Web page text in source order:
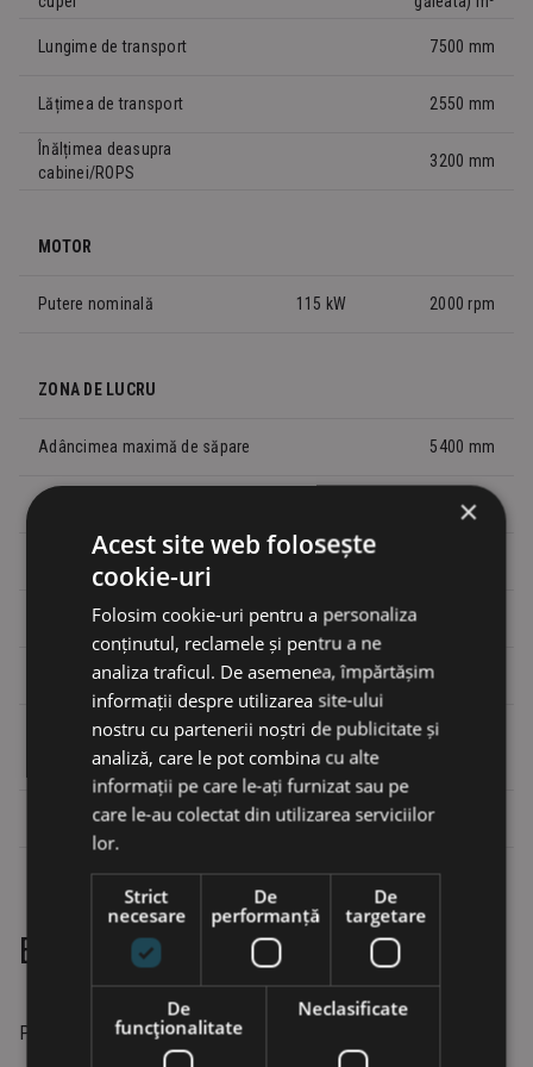
Lungime de transport 7500 mm
Lățimea de transport 2550 mm
Înălțimea deasupra
cabinei/ROPS
3200 mm
MOTOR
Putere nominală 115 kW 2000 rpm
ZONA DE LUCRU
Adâncimea maximă de săpare 5400 mm
8900 mm
Forța de săpare a cupei ISO
Forța de săpare a brațului ISO
SISTEM HIDRAULIC
Debit maxim de ulei 250 l/min
Echipament standard
PREGĂTIT PENTRU ORICE PROVOCARE
×
Acest site web folosește
cookie-uri
Folosim cookie-uri pentru a personaliza
conținutul, reclamele și pentru a ne
analiza traficul. De asemenea, împărtășim
informații despre utilizarea site-ului
nostru cu partenerii noștri de publicitate și
analiză, care le pot combina cu alte
informații pe care le-ați furnizat sau pe
care le-au colectat din utilizarea serviciilor
lor.
Strict
necesare
De
performanță
De
targetare
De
funcţionalitate
Neclasificate